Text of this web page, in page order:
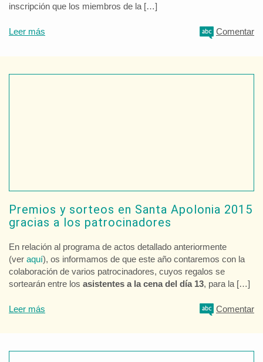
inscripción que los miembros de la […]
Leer más Comentar
Premios y sorteos en Santa Apolonia 2015
gracias a los patrocinadores
En relación al programa de actos detallado anteriormente
(ver aquí), os informamos de que este año contaremos con la
colaboración de varios patrocinadores, cuyos regalos se
sortearán entre los asistentes a la cena del día 13, para la […]
Leer más Comentar